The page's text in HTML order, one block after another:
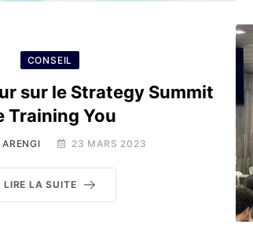
CONSEIL
sur le Strategy Summit
Training You
23 MARS 2023
LIRE LA SUITE